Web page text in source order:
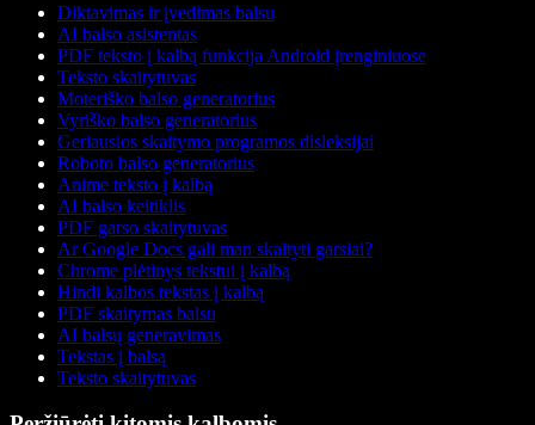
Diktavimas ir įvedimas balsu
AI balso asistentas
PDF teksto į kalbą funkcija Android įrenginiuose
Teksto skaitytuvas
Moteriško balso generatorius
Vyriško balso generatorius
Geriausios skaitymo programos disleksijai
Roboto balso generatorius
Anime teksto į kalbą
AI balso keitiklis
PDF garso skaitytuvas
Ar Google Docs gali man skaityti garsiai?
Chrome plėtinys tekstui į kalbą
Hindi kalbos tekstas į kalbą
PDF skaitymas balsu
AI balsų generavimas
Tekstas į balsą
Teksto skaitytuvas